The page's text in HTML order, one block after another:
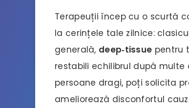
Terapeuții încep cu o scurtă
la cerințele tale zilnice:
generală, deep‑tissue pentru
restabili echilibrul după multe
persoane dragi, poți solicita
ameliorează disconfortul